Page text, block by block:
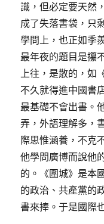
識，但必定要天然
成了失落書袋，只
學問上，也正如季
最年夜的題目是攥
上往，是散的，如
不久就得進中國書
最基礎不會出書。
弄，外語理解多，
際思惟涵養，不克
他學問廣博而說他
的。《圍城》是本
的政治、共產黨的
書來捧。于是國際